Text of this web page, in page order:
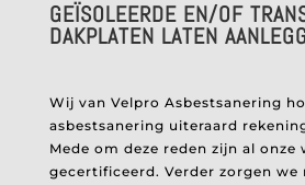
GEÏSOLEERDE EN/OF
DAKPLATEN LATEN
Wij van Velpro Asbestsanering
asbestsanering uiteraard
Mede om deze reden zijn al onze
gecertificeerd. Verder zorgen